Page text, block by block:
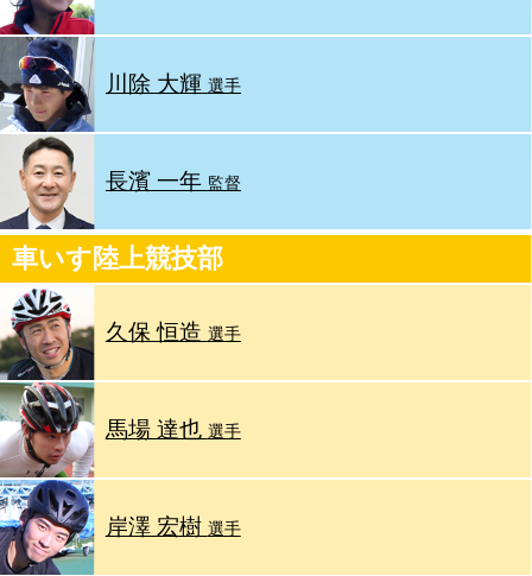
川除 大輝 選手
長濱 一年 監督
車いす陸上競技部
久保 恒造 選手
馬場 達也 選手
岸澤 宏樹 選手